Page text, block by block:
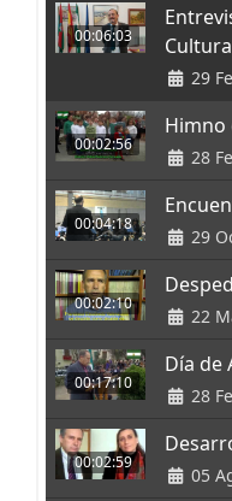
00:06:03
Cultura
29
00:02:56
Himno
28
00:04:18
29
00:02:10
22
00:17:10
Día de
28
00:02:59
05